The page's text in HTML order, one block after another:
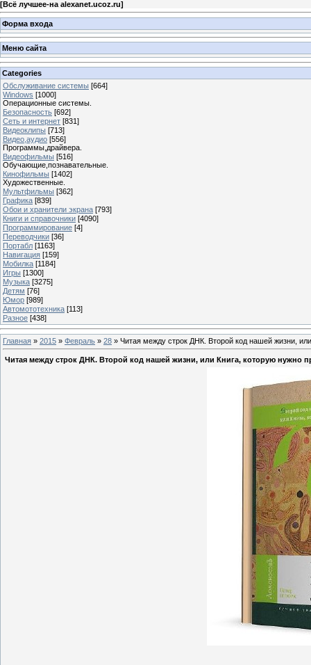
[Всё лучшее-на alexanet.ucoz.ru]
Форма входа
Меню сайта
Categories
Обслуживание системы [664]
Windows [1000]
Операционные системы.
Безопасность [692]
Сеть и интернет [831]
Видеоклипы [713]
Видео,аудио [556]
Программы,драйвера.
Видеофильмы [516]
Обучающие,познавательные.
Кинофильмы [1402]
Художественные.
Мультфильмы [362]
Графика [839]
Обои и хранители экрана [793]
Книги и справочники [4090]
Программирование [4]
Переводчики [36]
Портабл [1163]
Навигация [159]
Мобилка [1184]
Игры [1300]
Музыка [3275]
Детям [76]
Юмор [989]
Автомототехника [113]
Разное [438]
Главная » 2015 » Февраль » 28 » Читая между строк ДНК. Второй код нашей жизни,
Читая между строк ДНК. Второй код нашей жизни, или Книга, которую нужно